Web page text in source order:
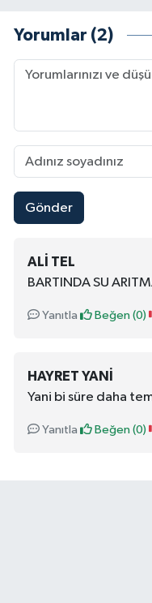
Yorumlar (2)
Gönder
ALI TEL
BARTINDA SU
Yanıtla Beğen (0)
HAYRET YANI
Yani bi süre daha
Yanıtla Beğen (0)